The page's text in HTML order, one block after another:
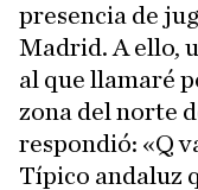
presencia de
Madrid. A ello,
al que llamaré
zona del norte
respondió: «Q
Típico andaluz